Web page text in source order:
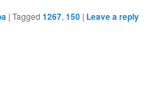
|Tagged 1267,150 | Leave a reply